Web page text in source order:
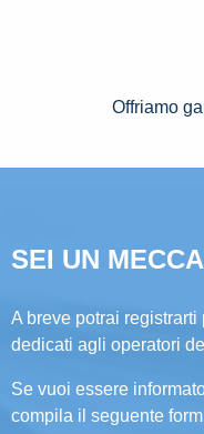
Offriamo
SEI UN
A breve potrai
dedicati agli operatori
Se vuoi essere
compila il seguente